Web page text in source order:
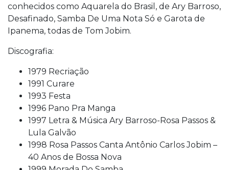
conhecidos como Aquarela do Brasil, de Ary Barroso,
Desafinado, Samba De Uma Nota Só e Garota de
Ipanema, todas de Tom Jobim.
Discografia:
1979 Recriação
1991 Curare
1993 Festa
1996 Pano Pra Manga
1997 Letra & Música Ary Barroso-Rosa Passos &
Lula Galvão
1998 Rosa Passos Canta Antônio Carlos Jobim –
40 Anos de Bossa Nova